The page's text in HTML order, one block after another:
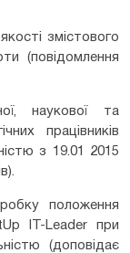
змістового
(повідомлення
наукової та
працівників
з 19.01 2015
положення
IT-Leader при
(доповідає